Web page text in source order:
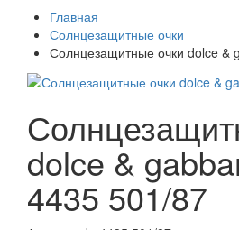
Главная
Солнцезащитные очки
Солнцезащитные очки dolce &
dolce &
4435 501/87